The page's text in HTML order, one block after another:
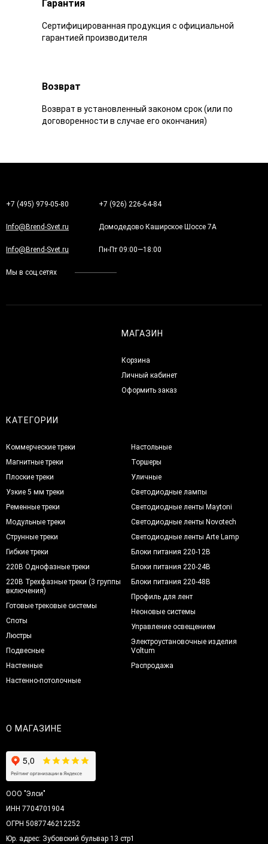
Гарантия
Сертифицированная продукция с официальной
гарантией производителя
Возврат
Возврат в установленный законом срок (или по
договоренности в случае его окончания)
+7 (495) 979-05-80 +7 (926) 226-64-84
Info@Brend-Svet.ru Домодедово Каширское Шоссе 7А
Info@Brend-Svet.ru Пн-Пт 09:00—18:00
Мы в соц.сетях
МАГАЗИН
Корзина
Личный кабинет
Оформить заказ
КАТЕГОРИИ
Коммерческие треки
Магнитные треки
Плоские треки
Узкие 5 мм треки
Ременные треки
Модульные треки
Струнные треки
Гибкие треки
220В Однофазные треки
220В Трехфазные треки (3 группы
включения)
Готовые трековые системы
Споты
Люстры
Подвесные
Настенные
Настенно-потолочные
Настольные
Торшеры
Уличные
Светодиодные лампы
Светодиодные ленты Maytoni
Светодиодные ленты Novotech
Светодиодные ленты Arte Lamp
Блоки питания 220-12В
Блоки питания 220-24В
Блоки питания 220-48В
Профиль для лент
Неоновые системы
Управление освещением
Электроустановочные изделия
Voltum
Распродажа
О МАГАЗИНЕ
ООО "Элси"
ИНН 7704701904
ОГРН 5087746212252
Юр. адрес: Зубовский бульвар 13 стр1